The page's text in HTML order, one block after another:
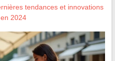
tendances et innovations
2024